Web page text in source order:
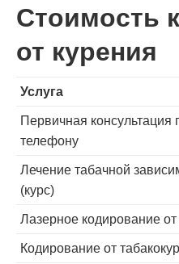
Стоимость
от курения
Услуга
Первичная консультация
телефону
Лечение табачной
(курс)
Лазерное кодирование от
Кодирование от